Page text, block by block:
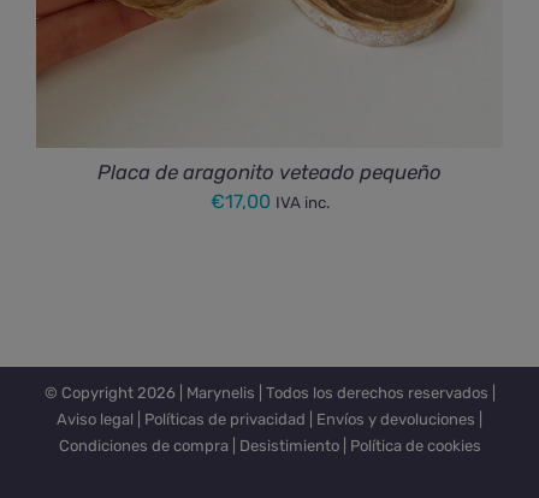
Placa de aragonito veteado pequeño
€17,00 IVA inc.
© Copyright 2026 | Marynelis | Todos los derechos reservados |
Aviso legal
Políticas de privacidad Envíos y devoluciones
Condiciones de compra| Desistimiento| Política de cookies